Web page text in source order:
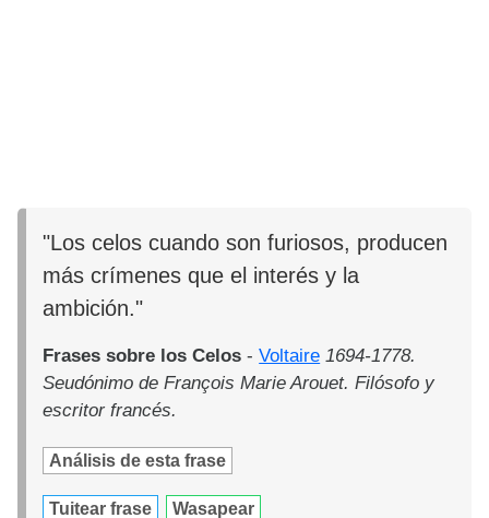
"Los celos cuando son furiosos, producen
más crímenes que el interés y la
ambición."
Frases sobre los Celos -Voltaire 1694-1778.
Seudónimo de François Marie Arouet. Filósofo y
escritor francés.
Análisis de esta frase
Tuitear frase Wasapear